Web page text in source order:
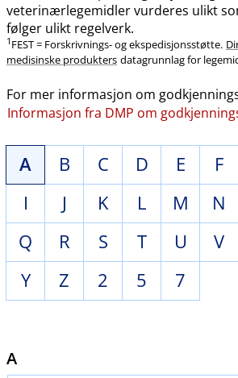
veterinærlegemidler vurderes ulikt
følger ulikt regelverk.
1 FEST = Forskrivnings- og ekspedisjonsstøtte.
medisinske produkters datagrunnlag for
For mer informasjon om
Informasjon fra DMP om
A B C D E F
I
J K L M N
Q
R S T U V
Y
Z 2 5 7
A